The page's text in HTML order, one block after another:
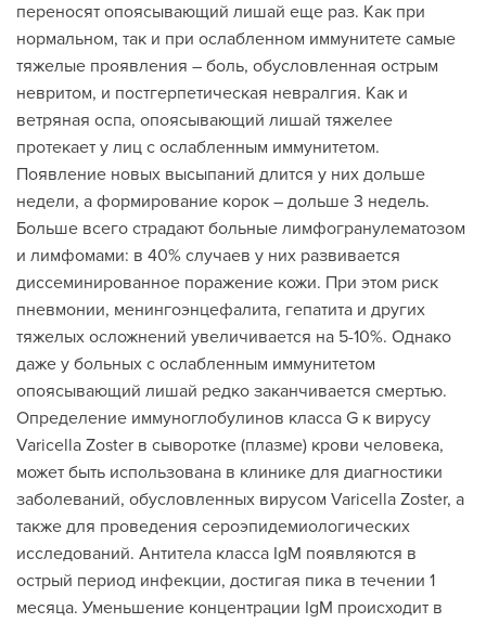
переносят опоясывающий лишай еще раз. Как при
нормальном, так и при ослабленном иммунитете самые
тяжелые проявления – боль, обусловленная острым
невритом, и постгерпетическая невралгия. Как и
ветряная оспа, опоясывающий лишай тяжелее
протекает у лиц с ослабленным иммунитетом.
Появление новых высыпаний длится у них дольше
недели, а формирование корок – дольше 3 недель.
Больше всего страдают больные лимфогранулематозом
и лимфомами: в 40% случаев у них развивается
диссеминированное поражение кожи. При этом риск
пневмонии, менингоэнцефалита, гепатита и других
тяжелых осложнений увеличивается на 5-10%. Однако
даже у больных с ослабленным иммунитетом
опоясывающий лишай редко заканчивается смертью.
Определение иммуноглобулинов класса G к вирусу
Varicella Zoster в сыворотке (плазме) крови человека,
может быть использована в клинике для диагностики
заболеваний, обусловленных вирусом Varicella Zoster, а
также для проведения сероэпидемиологических
исследований. Антитела класса IgM появляются в
острый период инфекции, достигая пика в течении 1
месяца. Уменьшение концентрации IgM происходит в